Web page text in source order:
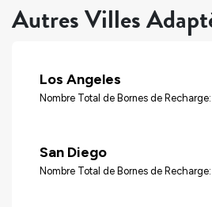
Autres Villes
Los Angeles
Nombre Total de Bornes de
San Diego
Nombre Total de Bornes de